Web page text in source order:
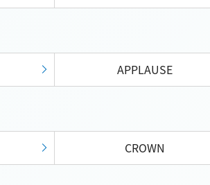
APPLAUSE
CROWN